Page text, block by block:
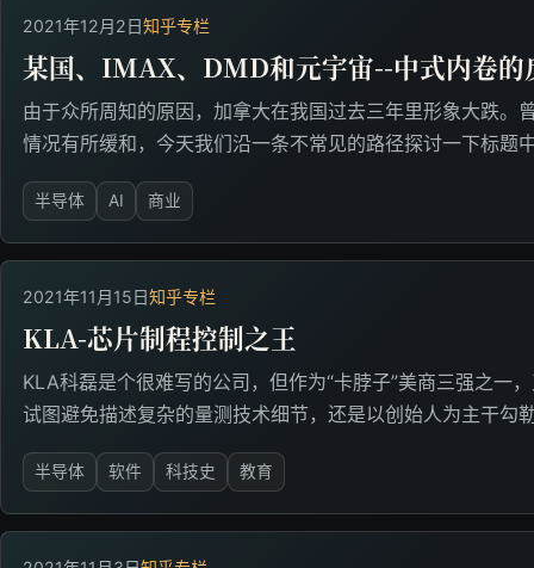
2021年12月2日知乎专栏
某国、IMAX、DMD和元宇宙--中式内卷的
由于众所周知的原因，加拿大在我国过去三年里形象大跌。
情况有所缓和，今天我们沿一条不常见的路径探讨一下标题
半导体 AI 商业
2021年11月15日知乎专栏
KLA-芯片制程控制之王
KLA科磊是个很难写的公司，但作为“卡脖子”美商三强之一
试图避免描述复杂的量测技术细节，还是以创始人为主干勾
半导体 软件 科技史 教育